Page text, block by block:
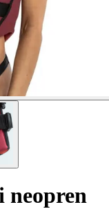
neopren